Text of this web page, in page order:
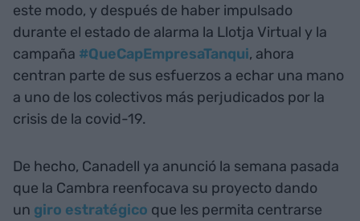
este modo, y después de haber impulsado
durante el estado de alarma la Llotja Virtual y la
campaña #QueCapEmpresaTanqui, ahora
centran parte de sus esfuerzos a echar una mano
a uno de los colectivos más perjudicados por la
crisis de la covid-19.
De hecho, Canadell ya anunció la semana pasada
que la Cambra reenfocava su proyecto dando
un giro estratégico que les permita centrarse